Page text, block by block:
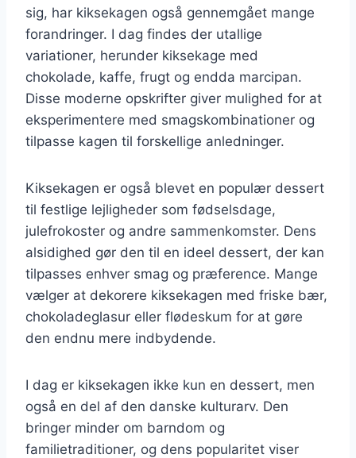
sig, har kiksekagen også gennemgået mange
forandringer. I dag findes der utallige
variationer, herunder kiksekage med
chokolade, kaffe, frugt og endda marcipan.
Disse moderne opskrifter giver mulighed for at
eksperimentere med smagskombinationer og
tilpasse kagen til forskellige anledninger.
Kiksekagen er også blevet en populær dessert
til festlige lejligheder som fødselsdage,
julefrokoster og andre sammenkomster. Dens
alsidighed gør den til en ideel dessert, der kan
tilpasses enhver smag og præference. Mange
vælger at dekorere kiksekagen med friske bær,
chokoladeglasur eller flødeskum for at gøre
den endnu mere indbydende.
I dag er kiksekagen ikke kun en dessert, men
også en del af den danske kulturarv. Den
bringer minder om barndom og
familietraditioner, og dens popularitet viser